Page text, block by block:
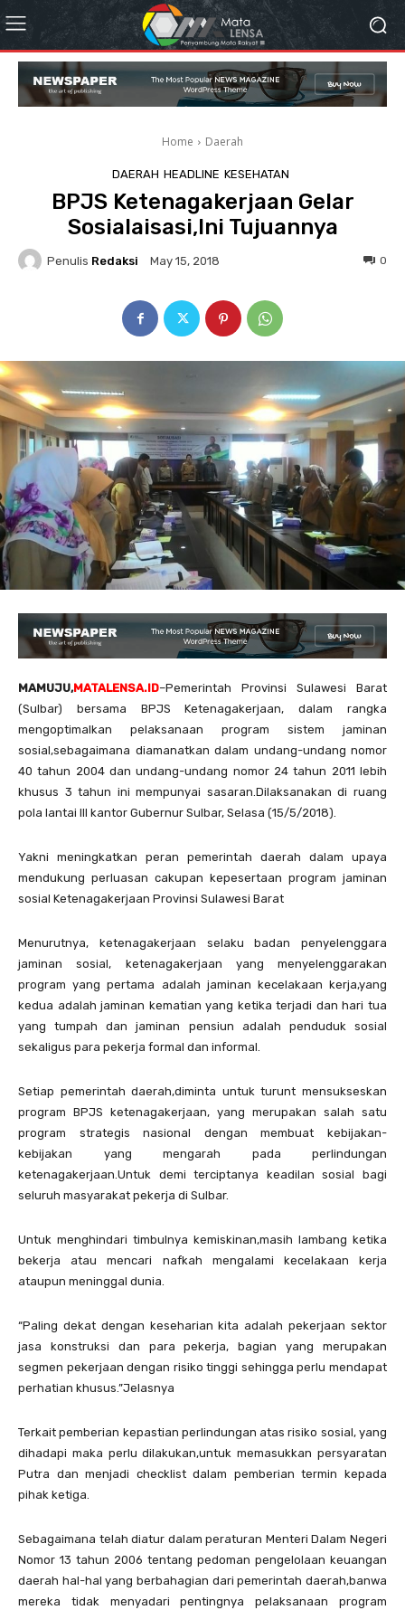
Home Daerah
DAERAH HEADLINE KESEHATAN
BPJS Ketenagakerjaan Gelar
Sosialaisasi,Ini Tujuannya
Penulis Redaksi May 15, 2018 0
MAMUJU,MATALENSA.ID–Pemerintah Provinsi Sulawesi Barat
(Sulbar) bersama BPJS Ketenagakerjaan, dalam rangka
mengoptimalkan pelaksanaan program sistem jaminan
sosial,sebagaimana diamanatkan dalam undang-undang nomor
40 tahun 2004 dan undang-undang nomor 24 tahun 2011 lebih
khusus 3 tahun ini mempunyai sasaran.Dilaksanakan di ruang
pola lantai III kantor Gubernur Sulbar, Selasa (15/5/2018).
Yakni meningkatkan peran pemerintah daerah dalam upaya
mendukung perluasan cakupan kepesertaan program jaminan
sosial Ketenagakerjaan Provinsi Sulawesi Barat
Menurutnya, ketenagakerjaan selaku badan penyelenggara
jaminan sosial, ketenagakerjaan yang menyelenggarakan
program yang pertama adalah jaminan kecelakaan kerja,yang
kedua adalah jaminan kematian yang ketika terjadi dan hari tua
yang tumpah dan jaminan pensiun adalah penduduk sosial
sekaligus para pekerja formal dan informal.
Setiap pemerintah daerah,diminta untuk turunt mensukseskan
program BPJS ketenagakerjaan, yang merupakan salah satu
program strategis nasional dengan membuat kebijakan-
kebijakan yang mengarah pada perlindungan
ketenagakerjaan.Untuk demi terciptanya keadilan sosial bagi
seluruh masyarakat pekerja di Sulbar.
Untuk menghindari timbulnya kemiskinan,masih lambang ketika
bekerja atau mencari nafkah mengalami kecelakaan kerja
ataupun meninggal dunia.
“Paling dekat dengan keseharian kita adalah pekerjaan sektor
jasa konstruksi dan para pekerja, bagian yang merupakan
segmen pekerjaan dengan risiko tinggi sehingga perlu mendapat
perhatian khusus.”Jelasnya
Terkait pemberian kepastian perlindungan atas risiko sosial, yang
dihadapi maka perlu dilakukan,untuk memasukkan persyaratan
Putra dan menjadi checklist dalam pemberian termin kepada
pihak ketiga.
Sebagaimana telah diatur dalam peraturan Menteri Dalam Negeri
Nomor 13 tahun 2006 tentang pedoman pengelolaan keuangan
daerah hal-hal yang berbahagian dari pemerintah daerah,banwa
mereka tidak menyadari pentingnya pelaksanaan program